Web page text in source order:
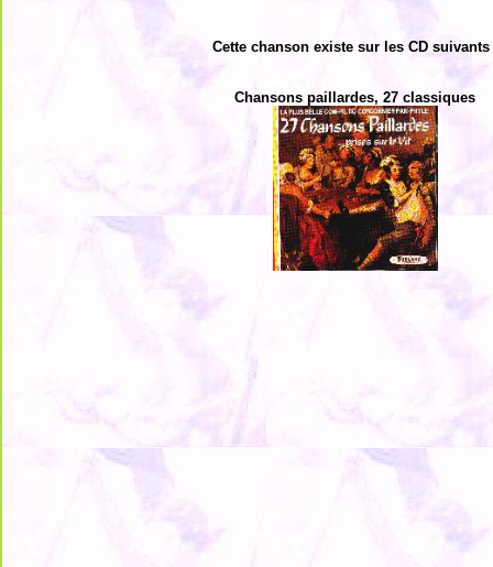
Cette chanson existe sur les CD suivants
Chansons paillardes, 27 classiques